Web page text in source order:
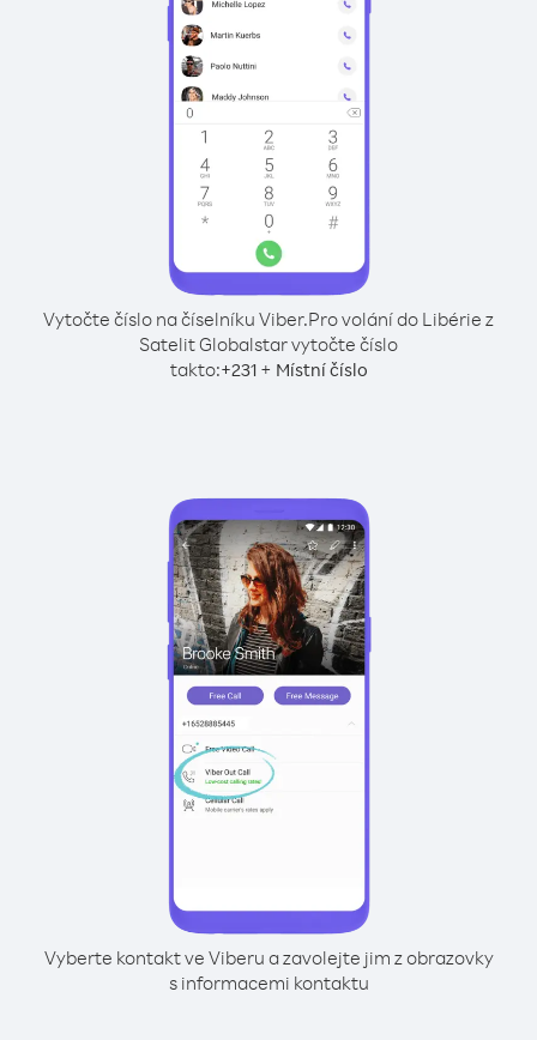
Vytočte číslo na číselníku Viber.Pro volání do Libérie z
Satelit Globalstar vytočte číslo
takto:+231+ Místní číslo
Vyberte kontakt ve Viberu a zavolejte jim z obrazovky
s informacemi kontaktu